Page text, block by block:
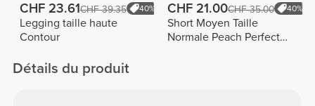
CHF 23.61CHF 39.35 40%
Legging taille haute
Contour
CHF 21.00CHF 35.00 40%
Short Moyen Taille
Normale Peach Perfect
Détails du produit